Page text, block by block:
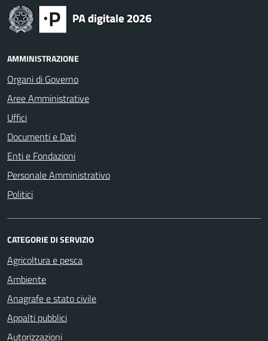
AMMINISTRAZIONE
Organi di Governo
Aree Amministrative
Uffici
Documenti e Dati
Enti e Fondazioni
Personale Amministrativo
Politici
CATEGORIE DI SERVIZIO
Agricoltura e pesca
Ambiente
Anagrafe e stato civile
Appalti pubblici
Autorizzazioni